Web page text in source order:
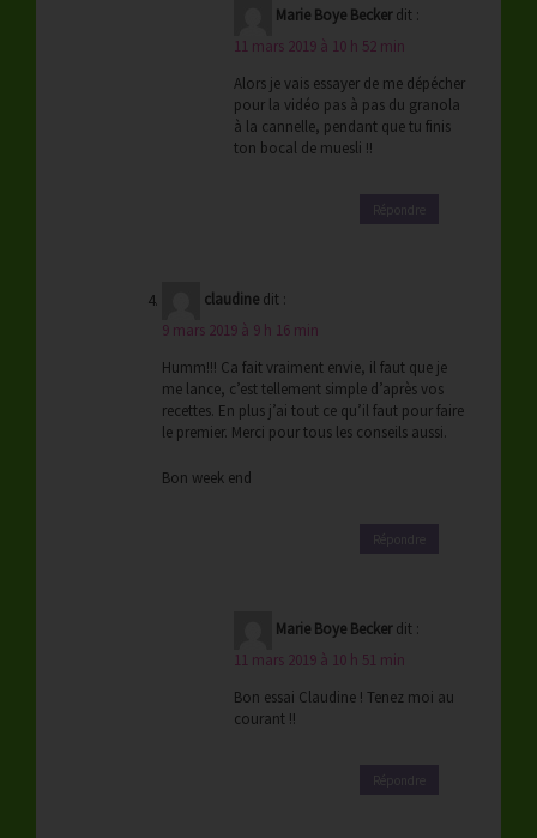
Marie Boye Becker dit :
11 mars 2019 à 10 h 52 min
Alors je vais essayer de me dépécher
pour la vidéo pas à pas du granola
à la cannelle, pendant que tu finis
ton bocal de muesli !!
claudine dit :
9 mars 2019 à 9 h 16 min
Humm!!! Ca fait vraiment envie, il faut que je
me lance, c’est tellement simple d’après vos
recettes. En plus j’ai tout ce qu’il faut pour faire
le premier. Merci pour tous les conseils aussi.
Bon week end
Marie Boye Becker dit :
11 mars 2019 à 10 h 51 min
Bon essai Claudine ! Tenez moi au
courant !!